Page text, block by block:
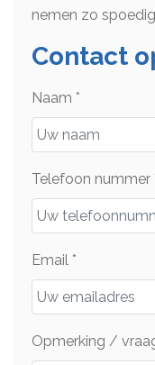
nemen zo
Contact
Naam *
Telefoon nummer
Email *
Opmerking /